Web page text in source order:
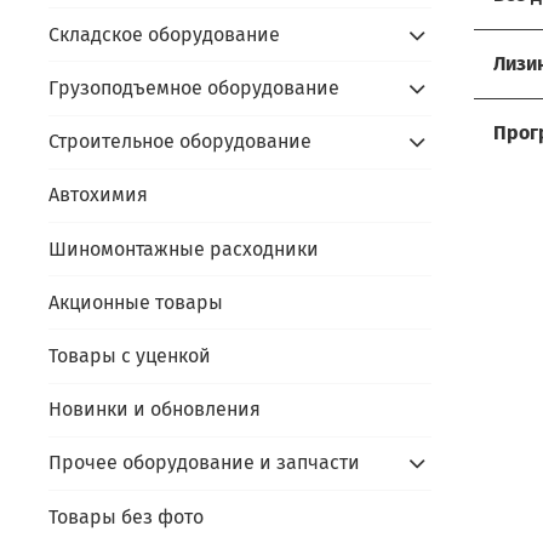
Мы
Складское оборудование
Грузоподъемное оборудование
Строительное оборудование
Автохимия
Шиномонтажные расходники
Акционные товары
Товары с уценкой
Новинки и обновления
Прочее оборудование и запчасти
Товары без фото